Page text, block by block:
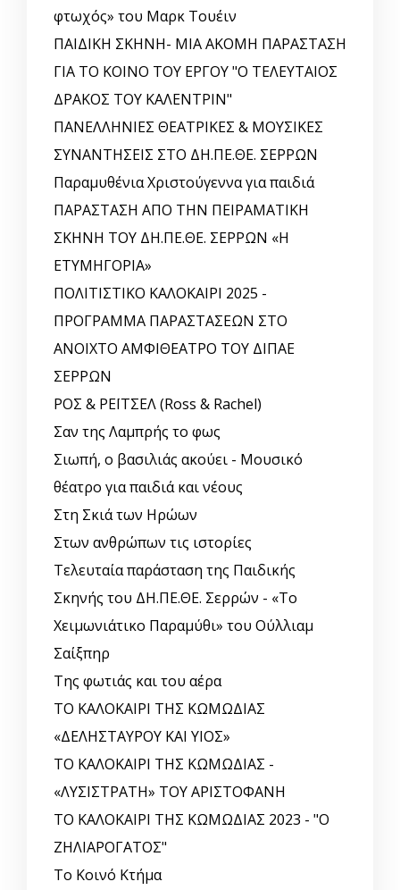
φτωχός» του Μαρκ Τουέιν
ΠΑΙΔΙΚΗ ΣΚΗΝΗ- ΜΙΑ ΑΚΟΜΗ ΠΑΡΑΣΤΑΣΗ
ΓΙΑ ΤΟ ΚΟΙΝΟ ΤΟΥ ΕΡΓΟΥ "Ο ΤΕΛΕΥΤΑΙΟΣ
ΔΡΑΚΟΣ ΤΟΥ ΚΑΛΕΝΤΡΙΝ"
ΠΑΝΕΛΛΗΝΙΕΣ ΘΕΑΤΡΙΚΕΣ & ΜΟΥΣΙΚΕΣ
ΣΥΝΑΝΤΗΣΕΙΣ ΣΤΟ ΔΗ.ΠΕ.ΘΕ. ΣΕΡΡΩΝ
Παραμυθένια Χριστούγεννα για παιδιά
ΠΑΡΑΣΤΑΣΗ ΑΠΟ ΤΗΝ ΠΕΙΡΑΜΑΤΙΚΗ
ΣΚΗΝΗ ΤΟΥ ΔΗ.ΠΕ.ΘΕ. ΣΕΡΡΩΝ «Η
ΕΤΥΜΗΓΟΡΙΑ»
ΠΟΛΙΤΙΣΤΙΚΟ ΚΑΛΟΚΑΙΡΙ 2025 -
ΠΡΟΓΡΑΜΜΑ ΠΑΡΑΣΤΑΣΕΩΝ ΣΤΟ
ΑΝΟΙΧΤΟ ΑΜΦΙΘΕΑΤΡΟ ΤΟΥ ΔΙΠΑΕ
ΣΕΡΡΩΝ
ΡΟΣ & ΡΕΪΤΣΕΛ (Ross & Rachel)
Σαν της Λαμπρής το φως
Σιωπή, ο βασιλιάς ακούει - Μουσικό
θέατρο για παιδιά και νέους
Στη Σκιά των Ηρώων
Στων ανθρώπων τις ιστορίες
Τελευταία παράσταση της Παιδικής
Σκηνής του ΔΗ.ΠΕ.ΘΕ. Σερρών - «Το
Χειμωνιάτικο Παραμύθι» του Ούλλιαμ
Σαίξπηρ
Της φωτιάς και του αέρα
ΤΟ ΚΑΛΟΚΑΙΡΙ ΤΗΣ ΚΩΜΩΔΙΑΣ
«ΔΕΛΗΣΤΑΥΡΟΥ ΚΑΙ ΥΙΟΣ»
ΤΟ ΚΑΛΟΚΑΙΡΙ ΤΗΣ ΚΩΜΩΔΙΑΣ -
«ΛΥΣΙΣΤΡΑΤΗ» ΤΟΥ ΑΡΙΣΤΟΦΑΝΗ
ΤΟ ΚΑΛΟΚΑΙΡΙ ΤΗΣ ΚΩΜΩΔΙΑΣ 2023 - "Ο
ΖΗΛΙΑΡΟΓΑΤΟΣ"
Το Κοινό Κτήμα